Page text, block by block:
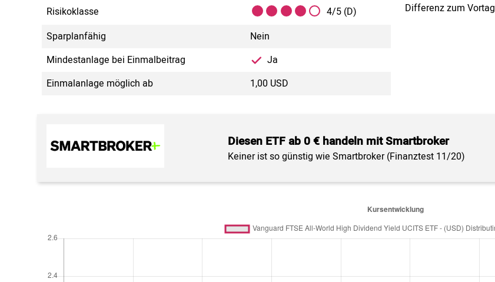
Risikoklasse
4/5 (D)
Sparplanfähig
Nein
Mindestanlage bei Einmalbeitrag
Ja
Einmalanlage möglich ab
1,00 USD
Differenz zum Vortag
Diesen ETF ab 0 € handeln mit Smartbroker
Keiner ist so günstig wie Smartbroker (Finanztest 11/20)